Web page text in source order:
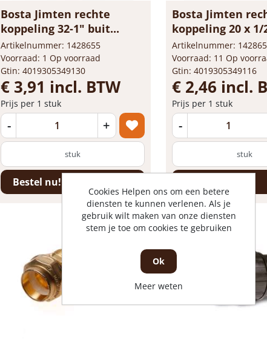
Bosta Jimten rechte
koppeling 32-1" buit...
Artikelnummer: 1428655
Voorraad: 1 Op voorraad
Gtin: 4019305349130
€ 3,91 incl. BTW
Prijs per 1 stuk
- +
stuk
Bestel nu!
Bosta Jimten
koppeling 20 x 1/
Artikelnummer:
Voorraad: 11 Op
Gtin: 4019305349116
€ 2,46 incl.
Prijs per 1 stuk
-
stuk
Cookies Helpen ons om een betere
diensten te kunnen verlenen. Als je
gebruik wilt maken van onze diensten
stem je toe om cookies te gebruiken
Ok
Meer weten